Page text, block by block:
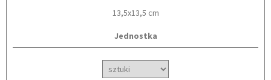
13,5x13,5 cm
Jednostka